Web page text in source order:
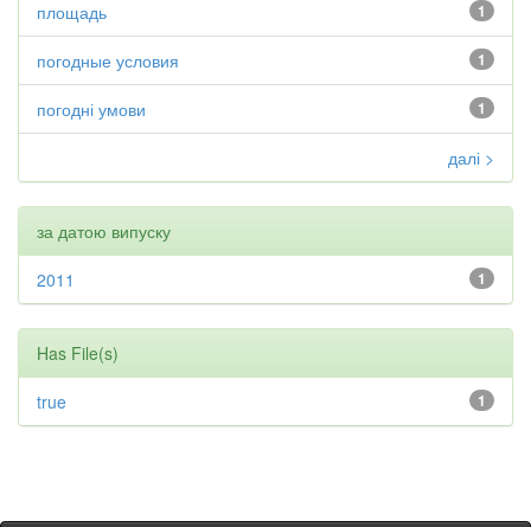
1
площадь
1
погодные условия
1
погодні умови
далі >
за датою випуску
1
2011
Has File(s)
1
true